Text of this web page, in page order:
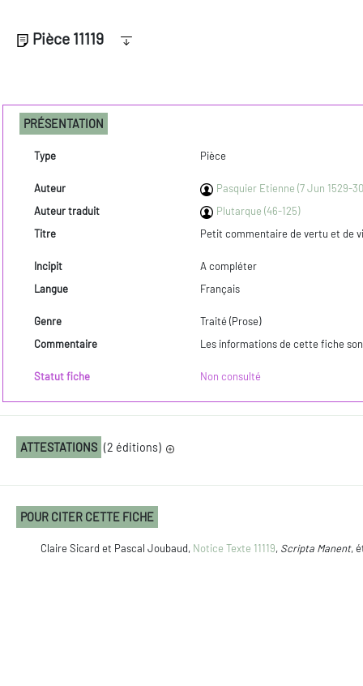
Pièce 11119
PRÉSENTATION
Type Pièce
Auteur
Pasquier Etienne (7 Jun 1529-
Auteur traduit
Plutarque (46-125)
Titre
Petit commentaire de vertu et de
Incipit
A compléter
Langue
Français
Genre
Traité (Prose)
Commentaire
Les informations de cette fiche
Statut fiche Non consulté
ATTESTATIONS (2 éditions)
POUR CITER CETTE FICHE
Claire Sicard et Pascal Joubaud, Notice Texte 11119, Scripta Manent,